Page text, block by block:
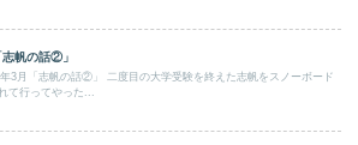
帆の話②」
3月「志帆の話②」 二度目の大学受験を終えた志帆をスノーボード
て行ってやった...